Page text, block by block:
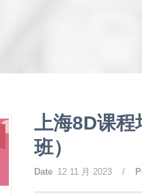
上海8D课程
班）
Date 12 11 月 2023 /